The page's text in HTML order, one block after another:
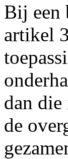
Bij een
artikel
dan
de